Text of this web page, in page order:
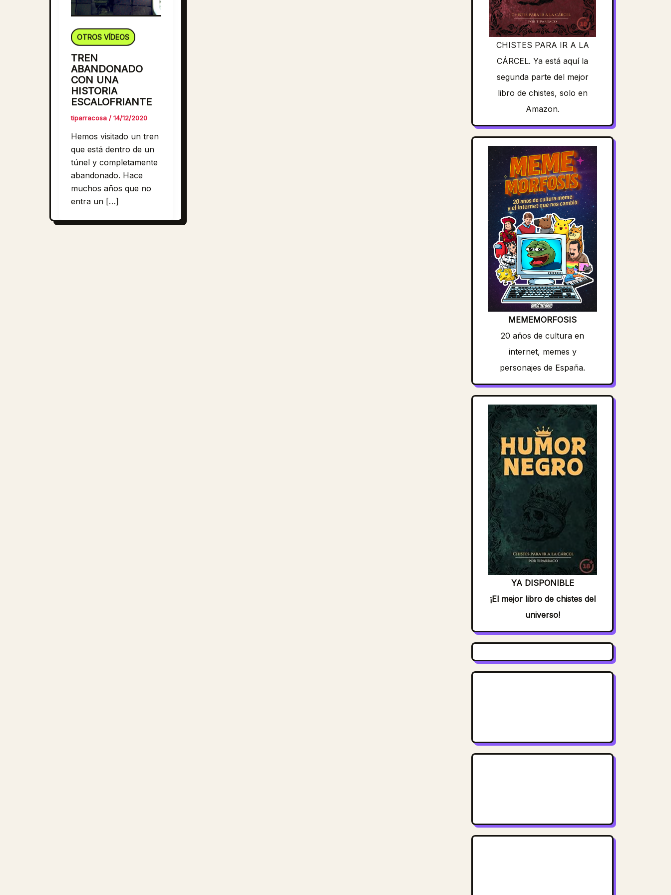
OTROS VÍDEOS
TREN
ABANDONADO
CON UNA
HISTORIA
ESCALOFRIANTE
tiparracosa / 14/12/2020
Hemos visitado un tren
que está dentro de un
túnel y completamente
abandonado. Hace
muchos años que no
entra un […]
CHISTES PARA IR A LA
CÁRCEL. Ya está aquí la
segunda parte del mejor
libro de chistes, solo en
Amazon.
MEMEMORFOSIS
20 años de cultura en
internet, memes y
personajes de España.
YA DISPONIBLE
¡El mejor libro de chistes del
universo!